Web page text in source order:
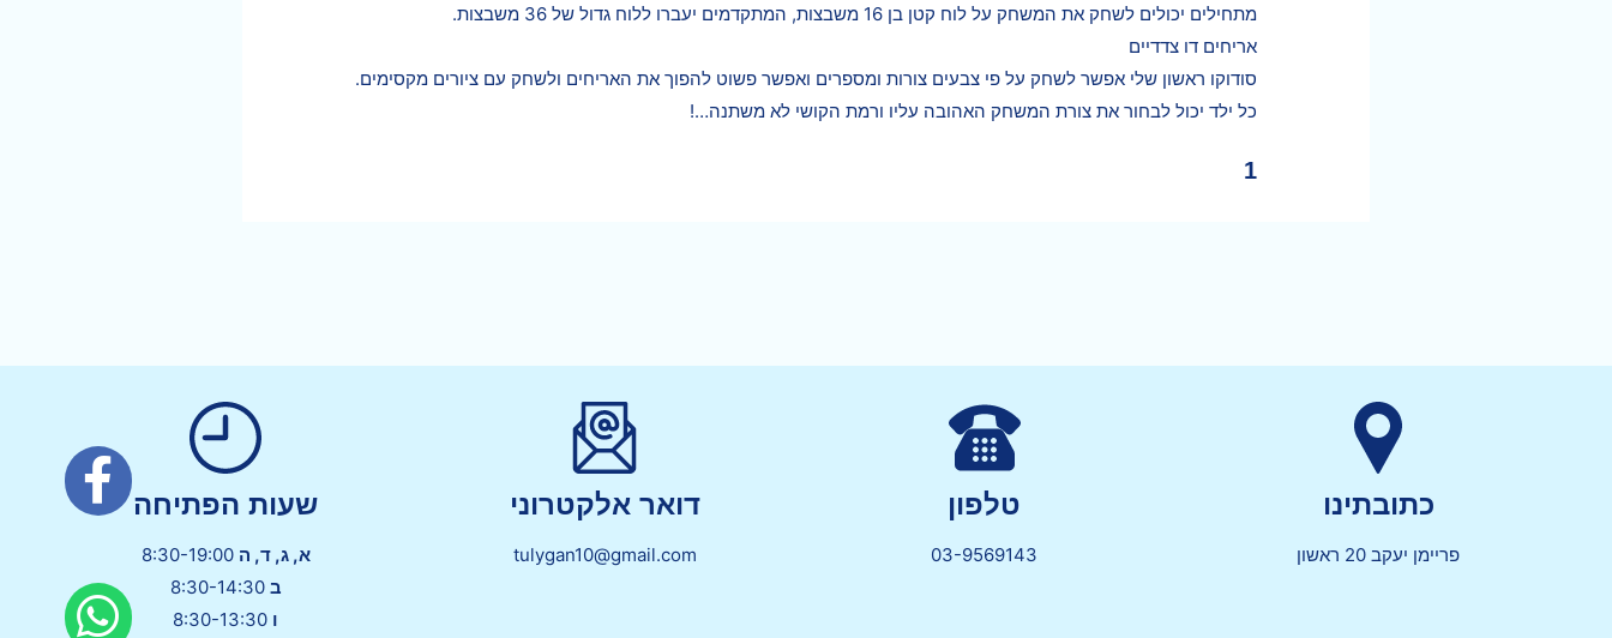
מתחילים יכולים לשחק את המשחק על לוח קטן בן 16 משבצות, המתקדמים יעברו ללוח גדול של 36 משבצות.
אריחים דו צדדיים
סודוקו ראשון שלי אפשר לשחק על פי צבעים צורות ומספרים ואפשר פשוט להפוך את האריחים ולשחק עם ציורים מקסימים.
כל ילד יכול לבחור את צורת המשחק האהובה עליו ורמת הקושי לא משתנה…!
1
כתובתינו
פריימן יעקב 20 ראשון
טלפון
03-9569143
דואר אלקטרוני
tulygan10@gmail.com
שעות הפתיחה
א, ג, ד, ה 8:30-19:00
ב 8:30-14:30
ו